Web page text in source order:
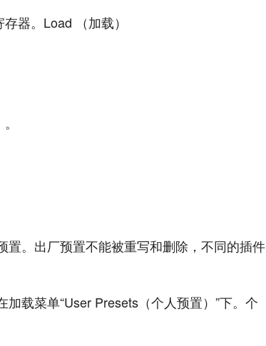
器。Load （加载）
。出厂预置不能被重写和删除，不同的插件
载菜单“User Presets（个人预置）”下。个